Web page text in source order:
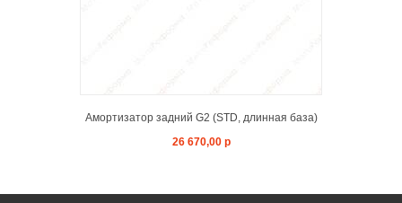
Амортизатор задний G2 (STD, длинная база)
26 670,00 р